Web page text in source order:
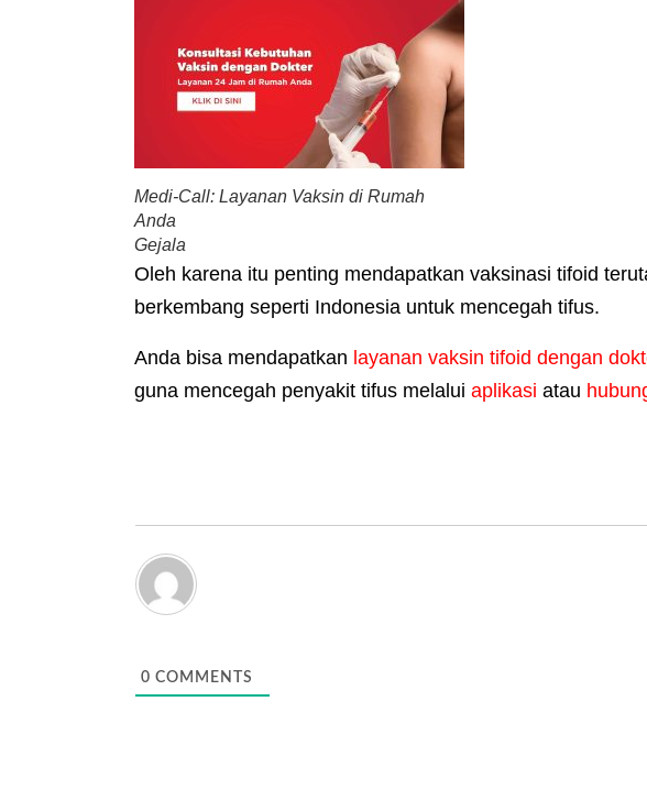
Medi-Call: Layanan Vaksin di Rumah
Anda
Gejala
Oleh karena itu penting mendapatkan vaksinasi tifoid
berkembang seperti Indonesia untuk mencegah tifus.
Anda bisa mendapatkan layanan vaksin tifoid dengan
guna mencegah penyakit tifus melalui aplikasi atau
0 COMMENTS